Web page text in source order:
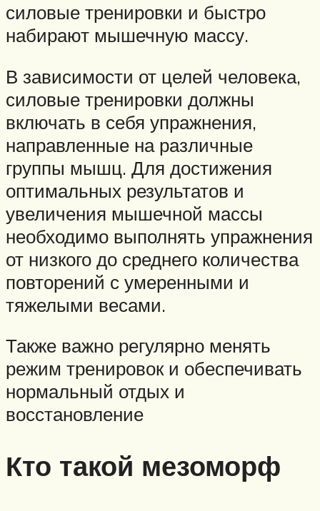
силовые тренировки и быстро
набирают мышечную массу.
В зависимости от целей человека,
силовые тренировки должны
включать в себя упражнения,
направленные на различные
группы мышц. Для достижения
оптимальных результатов и
увеличения мышечной массы
необходимо выполнять упражнения
от низкого до среднего количества
повторений с умеренными и
тяжелыми весами.
Также важно регулярно менять
режим тренировок и обеспечивать
нормальный отдых и
восстановление
Кто такой мезоморф